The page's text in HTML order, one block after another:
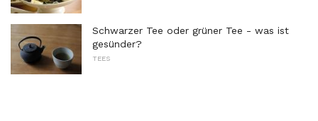
Schwarzer Tee oder grüner Tee - was ist
gesünder?
TEES